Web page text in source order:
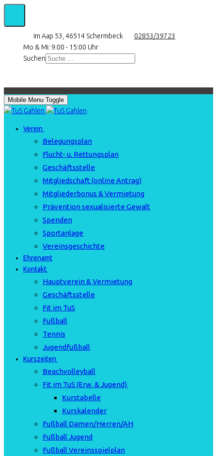
Im Aap 53, 46514 Schermbeck
02853/39723
Mo & Mi: 9:00 - 15:00 Uhr
Suchen
Mobile Menu Toggle
Verein
Belegungsplan
Flucht- u. Rettungsplan
Geschäftsstelle
Mitgliedschaft (online Antrag)
Mitgliederbonus & Vermietung
Prävention sexualisierte Gewalt
Spenden
Sportanlage
Vereinsgeschichte
Ehrenamt
Kontakt
Hauptverein & Vermietung
Geschäftsstelle
Fit im TuS
Fußball
Tennis
Jugendfußball
Kurszeiten
Beachvolleyball
Fit im TuS (Erw. & Jugend)
Kurstabelle
Kurskalender
Fußball Damen/Herren/AH
Fußball Jugend
Fußball Vereinsspielplan